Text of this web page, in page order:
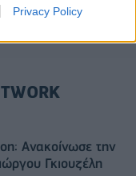
Privacy Policy
Ανακοίνωσε την
Γκιουζέλη